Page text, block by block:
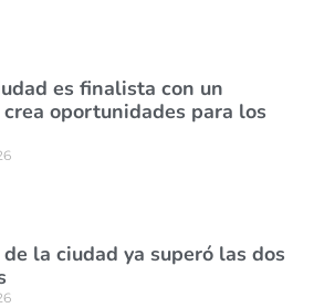
es finalista con un
oportunidades para los
la ciudad ya superó las dos